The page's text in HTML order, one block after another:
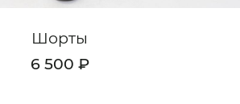
Шорты
6 500 ₽